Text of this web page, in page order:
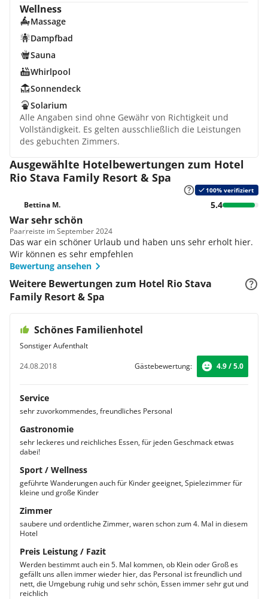
Wellness
Massage
Dampfbad
Sauna
Whirlpool
Sonnendeck
Solarium
Alle Angaben sind ohne Gewähr von Richtigkeit und
Vollständigkeit. Es gelten ausschließlich die Leistungen
des gebuchten Zimmers.
Ausgewählte Hotelbewertungen zum Hotel
Rio Stava Family Resort & Spa
100% verifiziert
Bettina M. 5.4
War sehr schön
Paarreiste im September 2024
Das war ein schöner Urlaub und haben uns sehr erholt hier.
Wir können es sehr empfehlen
Bewertung ansehen
Weitere Bewertungen zum Hotel Rio Stava
Family Resort & Spa
Schönes Familienhotel
Sonstiger Aufenthalt
24.08.2018
Gästebewertung: 4.9 / 5.0
Service
sehr zuvorkommendes, freundliches Personal
Gastronomie
sehr leckeres und reichliches Essen, für jeden Geschmack etwas
dabei!
Sport / Wellness
geführte Wanderungen auch für Kinder geeignet, Spielezimmer für
kleine und große Kinder
Zimmer
saubere und ordentliche Zimmer, waren schon zum 4. Mal in diesem
Hotel
Preis Leistung / Fazit
Werden bestimmt auch ein 5. Mal kommen, ob Klein oder Groß es
gefällt uns allen immer wieder hier, das Personal ist freundlich und
nett, die Umgebung ruhig und sehr schön, Essen immer sehr gut und
reichlich